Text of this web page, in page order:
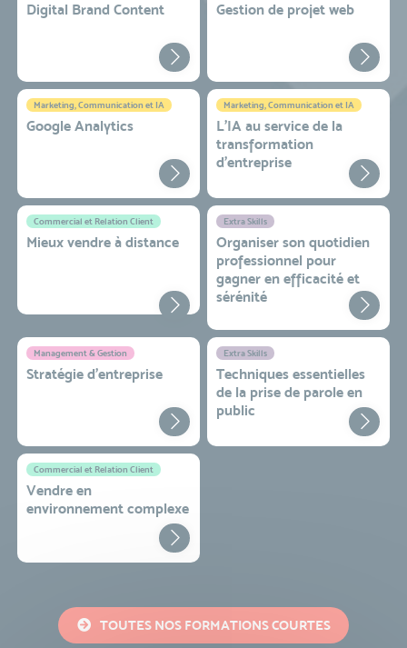
Digital Brand Content Gestion de projet web
Marketing, Communication et IA
Google Analytics
Marketing, Communication et IA
L'IA au service de la
transformation
d'entreprise
Commercial et Relation Client
Mieux vendre à distance
Extra Skills
Organiser son quotidien
professionnel pour
gagner en efficacité et
sérénité
Management & Gestion
Stratégie d’entreprise
Extra Skills
Techniques essentielles
de la prise de parole en
public
Commercial et Relation Client
Vendre en
environnement complexe
TOUTES NOS FORMATIONS COURTES